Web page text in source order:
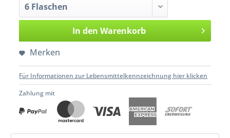
In den Warenkorb
Merken
Für Informationen zur Lebensmittelkennzeichnung hier klicken
Zahlung mit